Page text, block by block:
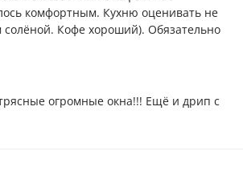
комфортным. Кухню оценивать не
солёной. Кофе хороший). Обязательно
огромные окна!!! Ещё и дрип с